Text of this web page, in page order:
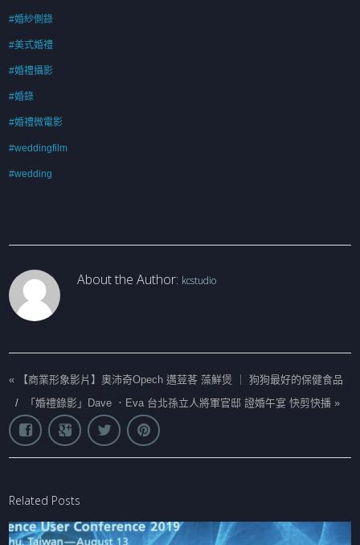
#婚紗側錄
#美式婚禮
#婚禮攝影
#婚錄
#婚禮微電影
#weddingfilm
#wedding
About the Author: kcstudio
«
【商業形象影片】奧沛奇Opech 邁荳茖 藻鮮煲 ｜ 狗狗最好的保健食品
/
「婚禮錄影」Dave ．Eva 台北孫立人將軍官邸 證婚午宴 快剪快播 »
Related Posts